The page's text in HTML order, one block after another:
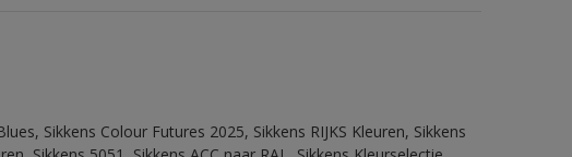
Sikkens Colour Futures 2025, Sikkens RIJKS Kleuren, Sikkens